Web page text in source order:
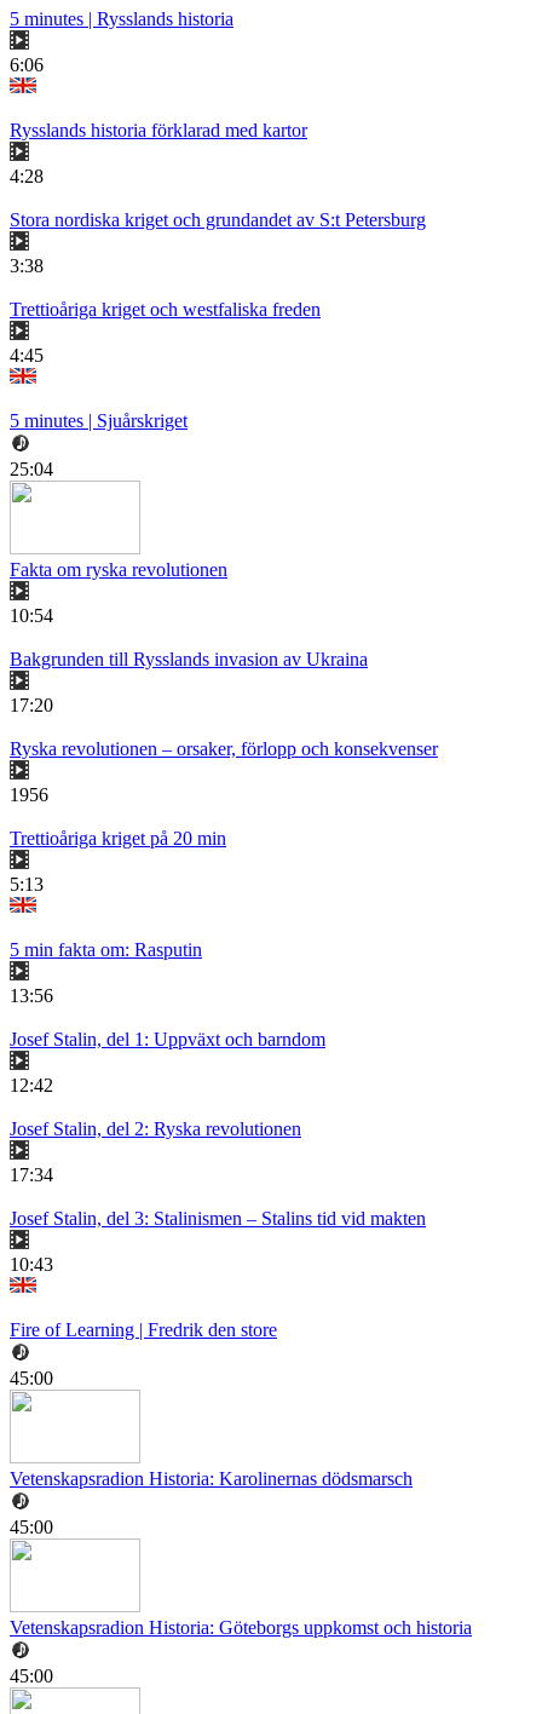
5 minutes | Rysslands historia
6:06
Rysslands historia förklarad med kartor
4:28
Stora nordiska kriget och grundandet av S:t Petersburg
3:38
Trettioåriga kriget och westfaliska freden
4:45
5 minutes | Sjuårskriget
25:04
Fakta om ryska revolutionen
10:54
Bakgrunden till Rysslands invasion av Ukraina
17:20
Ryska revolutionen – orsaker, förlopp och konsekvenser
1956
Trettioåriga kriget på 20 min
5:13
5 min fakta om: Rasputin
13:56
Josef Stalin, del 1: Uppväxt och barndom
12:42
Josef Stalin, del 2: Ryska revolutionen
17:34
Josef Stalin, del 3: Stalinismen – Stalins tid vid makten
10:43
Fire of Learning | Fredrik den store
45:00
Vetenskapsradion Historia: Karolinernas dödsmarsch
45:00
Vetenskapsradion Historia: Göteborgs uppkomst och historia
45:00